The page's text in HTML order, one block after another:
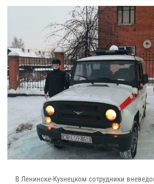
В Ленинске-Кузнецком сотрудники